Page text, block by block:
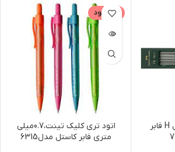
مغز اتود تی کا 2 میل H فابر
ناموجود
اتود تری کلیک تینت،0.7میلی
متری فابر کاستل مدل6315